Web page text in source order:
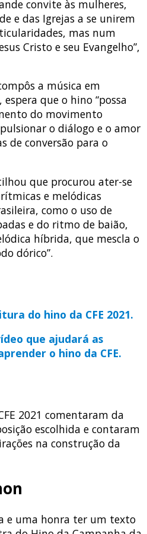
convite às mulheres,
e das Igrejas a se unirem
mas num
Cristo e seu Evangelho”,
a música em
que o hino “possa
do movimento
o diálogo e o amor
de conversão para o
que procurou ater-se
e melódicas
como o uso de
e do ritmo de baião,
híbrida, que mescla o
dórico”.
do hino da CFE 2021.
que ajudará as
o hino da CFE.
2021 comentaram da
escolhida e contaram
na construção da
e uma honra ter um texto